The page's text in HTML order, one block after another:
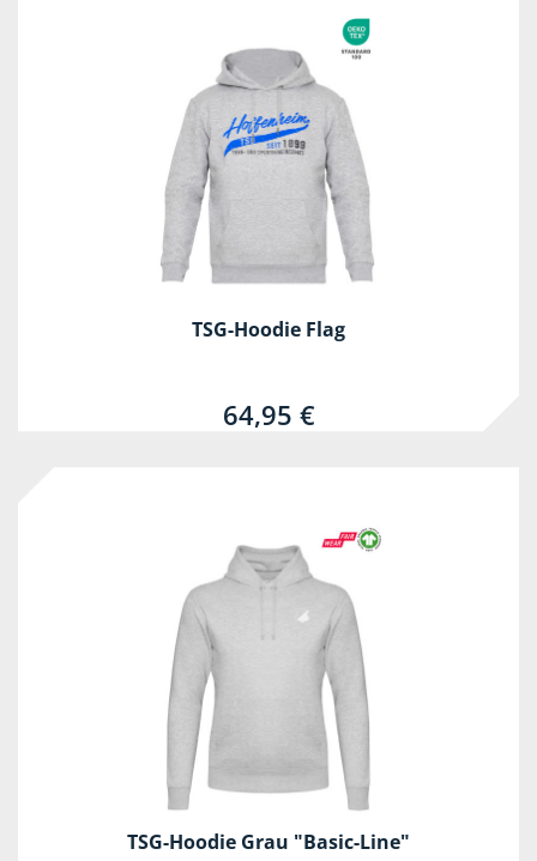
TSG-Hoodie Flag
64,95 €
TSG-Hoodie Grau "Basic-Line"